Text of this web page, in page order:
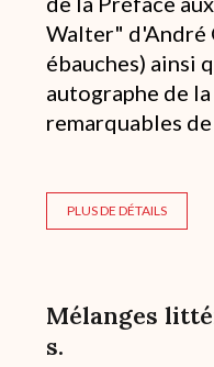
Walter" d'André
ébauches) ainsi
autographe de
remarquables
PLUS DE DÉTAILS
Mélanges
s.